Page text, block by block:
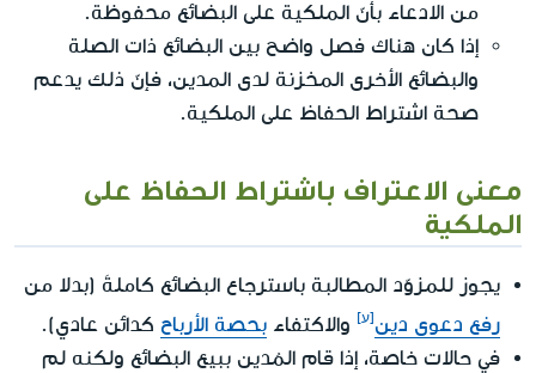
من الادعاء بأنّ الملكية على البضائع محفوظة.
إذا كان هناك فصل واضح بين البضائع ذات الصلة
والبضائع الأخرى المخزنة لدى المدين، فإنّ ذلك يدعم
صحة اشتراط الحفاظ على الملكية.
معنى الاعتراف باشتراط الحفاظ على
الملكية
يجوز للمزوّد المطالبة باسترجاع البضائع كاملةَ (بدلا من
رفع دعوى دين
والاكتفاء بحصة الأرباح كدائن عادي).
في حالات خاصة، إذا قام المُدين ببيع البضائع ولكنه لم